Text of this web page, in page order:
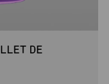
DE